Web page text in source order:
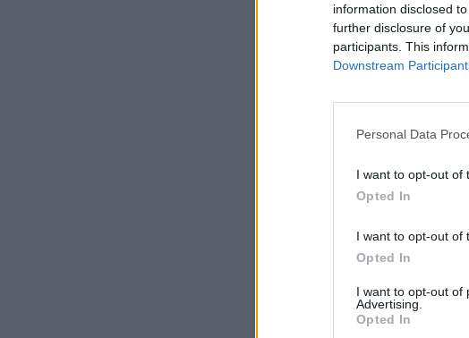
information disclosed
further disclosure of
participants. This
Downstream
Personal Data
I want to opt-out of
Opted In
I want to opt-out of
Opted In
I want to opt-out of
Advertising.
Opted In